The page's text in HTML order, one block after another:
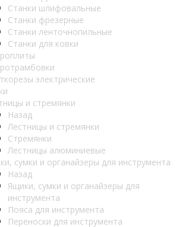
Станки шлифовальные
Станки фрезерные
Станки ленточнопильные
Станки для ковки
электрические
и стремянки
Назад
Лестницы и стремянки
Стремянки
Лестницы алюминиевые
сумки и органайзеры для инструмента
Назад
Ящики, сумки и органайзеры для
инструмента
Пояса для инструмента
Переноски для инструмента